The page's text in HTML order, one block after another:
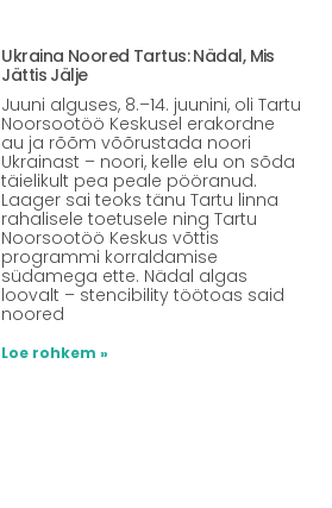
Ukraina Noored Tartus: Nädal, Mis
Jättis Jälje
Juuni alguses, 8.–14. juunini, oli Tartu
Noorsootöö Keskusel erakordne
au ja rõõm võõrustada noori
Ukrainast – noori, kelle elu on sõda
täielikult pea peale pööranud.
Laager sai teoks tänu Tartu linna
rahalisele toetusele ning Tartu
Noorsootöö Keskus võttis
programmi korraldamise
südamega ette. Nädal algas
loovalt – stencibility töötoas said
noored
Loe rohkem »